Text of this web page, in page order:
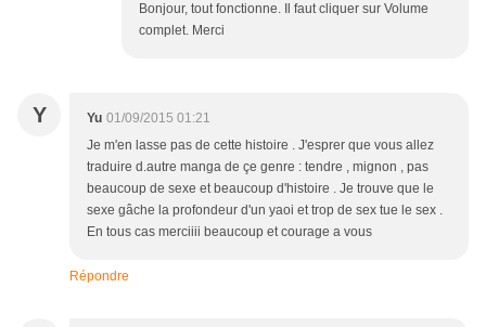
Bonjour, tout fonctionne. Il faut cliquer sur Volume
complet. Merci
Y Yu 01/09/2015 01:21
Je m'en lasse pas de cette histoire . J'esprer que vous allez
traduire d.autre manga de çe genre : tendre , mignon , pas
beaucoup de sexe et beaucoup d'histoire . Je trouve que le
sexe gâche la profondeur d'un yaoi et trop de sex tue le sex .
En tous cas merciiii beaucoup et courage a vous
Répondre